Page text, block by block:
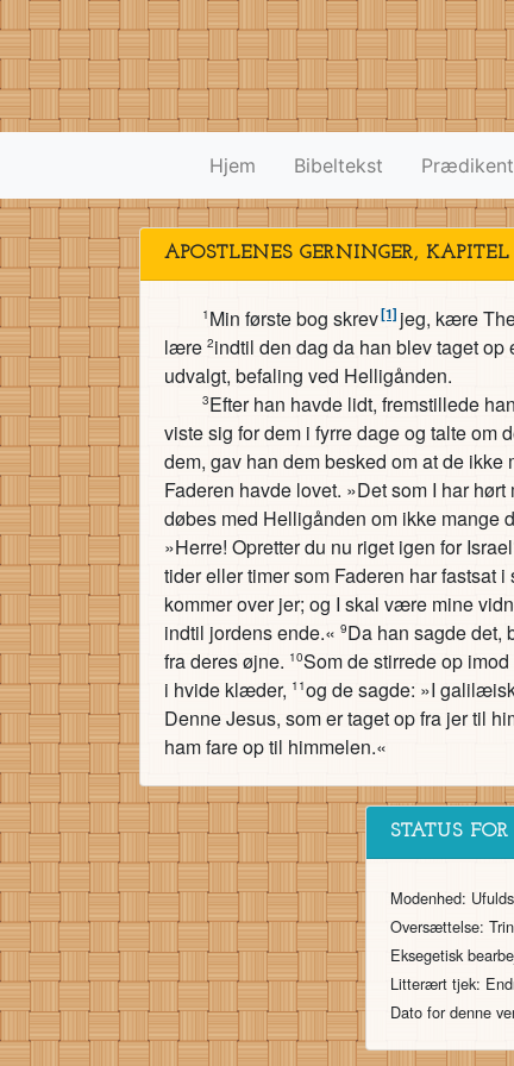
Hjem Bibeltekst
APOSTLENES GERNINGER, KAPITEL
1 Min første bog skrev[1]jeg, kære
lære 2indtil den dag da han blev taget
udvalgt, befaling ved Helligånden.
3Efter han havde lidt, fremstillede
viste sig for dem i fyrre dage og talte om
dem, gav han dem besked om at de
Faderen havde lovet. »Det som I har hørt
døbes med Helligånden om ikke mange
»Herre! Opretter du nu riget igen for
tider eller timer som Faderen har fastsat i
kommer over jer; og I skal være mine
indtil jordens ende.« 9Da han sagde det,
fra deres øjne. 10Som de stirrede op
i hvide klæder, 11og de sagde: »I
Denne Jesus, som er taget op fra jer til
ham fare op til himmelen.«
STATUS
Modenhed:
Oversættelse:
Eksegetisk
Litterært tjek:
Dato for denne